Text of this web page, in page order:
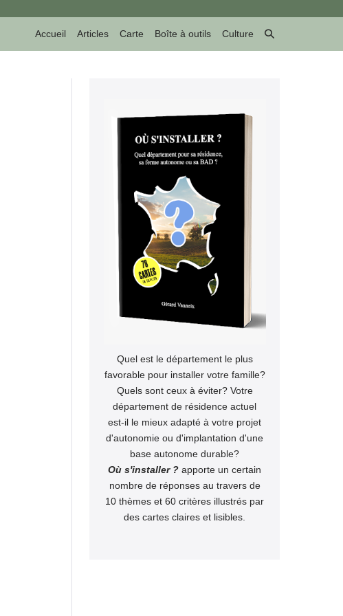
Accueil Articles Carte Boîte à outils Culture
Basculer
la
Quel est le département le plus
favorable pour installer votre famille?
Quels sont ceux à éviter? Votre
département de résidence actuel
est-il le mieux adapté à votre projet
d'autonomie ou d'implantation d'une
base autonome durable?
Où s'installer ? apporte un certain
nombre de réponses au travers de
10 thèmes et 60 critères illustrés par
des cartes claires et lisibles.